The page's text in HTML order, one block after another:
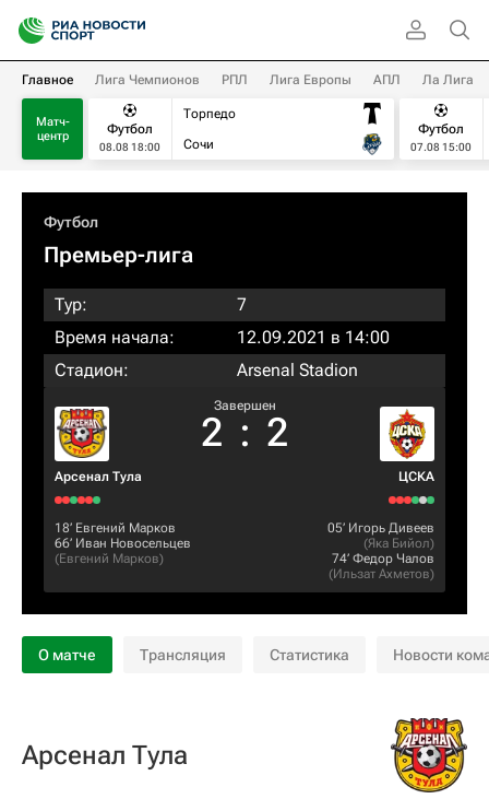
Главное Лига Чемпионов РПЛ Лига Европы АПЛ Ла Лига
Матч-
центр
Футбол
08.08 18:00
Торпедо
Сочи
Футбол
07.08 15:00
Футбол
Премьер-лига
Тур:
7
Время начала:
12.09.2021 в 14:00
Стадион:
Arsenal Stadion
Арсенал Тула
Завершен
2 : 2
ЦСКА
18‎’‎ Евгений Марков
66‎’‎ Иван Новосельцев
(Евгений Марков)
05‎’‎ Игорь Дивеев
(Яка Бийол)
74‎’‎ Федор Чалов
(Ильзат Ахметов)
О матче Трансляция Статистика Новости
Арсенал Тула